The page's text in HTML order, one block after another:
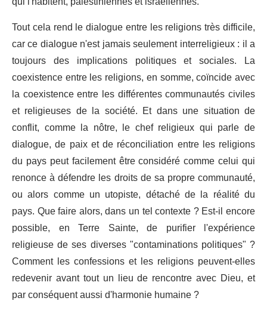
Tout cela rend le dialogue entre les religions très difficile,
car ce dialogue n'est jamais seulement interreligieux : il a
toujours des implications politiques et sociales. La
coexistence entre les religions, en somme, coïncide avec
la coexistence entre les différentes communautés civiles
et religieuses de la société. Et dans une situation de
conflit, comme la nôtre, le chef religieux qui parle de
dialogue, de paix et de réconciliation entre les religions
du pays peut facilement être considéré comme celui qui
renonce à défendre les droits de sa propre communauté,
ou alors comme un utopiste, détaché de la réalité du
pays. Que faire alors, dans un tel contexte ? Est-il encore
possible, en Terre Sainte, de purifier l'expérience
religieuse de ses diverses "contaminations politiques" ?
Comment les confessions et les religions peuvent-elles
redevenir avant tout un lieu de rencontre avec Dieu, et
par conséquent aussi d'harmonie humaine ?